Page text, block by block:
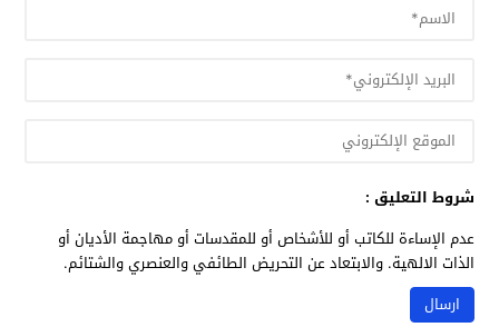
شروط التعليق :
عدم الإساءة للكاتب أو للأشخاص أو للمقدسات أو مهاجمة الأديان أو
الذات الالهية. والابتعاد عن التحريض الطائفي والعنصري والشتائم.